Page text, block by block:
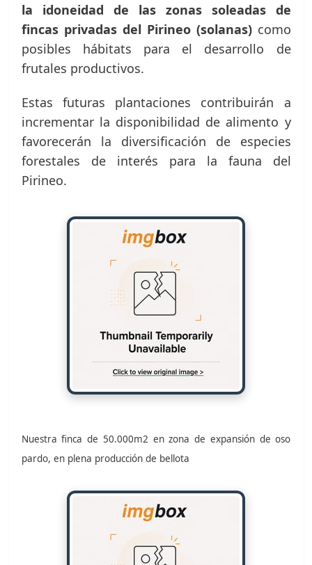
la idoneidad de las zonas soleadas de
fincas privadas del Pirineo (solanas) como
posibles hábitats para el desarrollo de
frutales productivos.
Estas futuras plantaciones contribuirán a
incrementar la disponibilidad de alimento y
favorecerán la diversificación de especies
forestales de interés para la fauna del
Pirineo.
Nuestra finca de 50.000m2 en zona de expansión de oso
pardo, en plena producción de bellota